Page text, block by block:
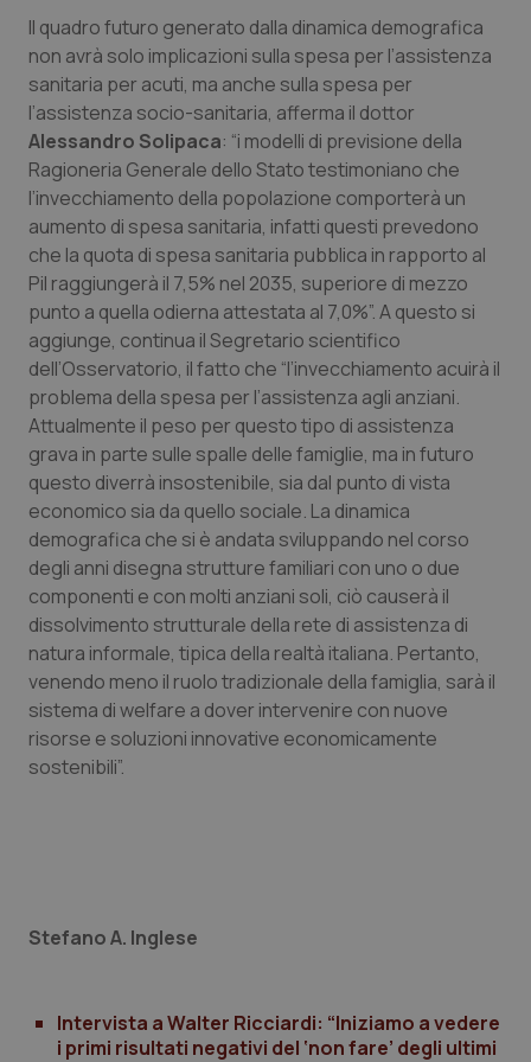
Il quadro futuro generato dalla dinamica demografica
non avrà solo implicazioni sulla spesa per l’assistenza
sanitaria per acuti, ma anche sulla spesa per
l’assistenza socio-sanitaria, afferma il dottor
Alessandro Solipaca: “i modelli di previsione della
Ragioneria Generale dello Stato testimoniano che
l’invecchiamento della popolazione comporterà un
aumento di spesa sanitaria, infatti questi prevedono
che la quota di spesa sanitaria pubblica in rapporto al
Pil raggiungerà il 7,5% nel 2035, superiore di mezzo
punto a quella odierna attestata al 7,0%”. A questo si
aggiunge, continua il Segretario scientifico
dell’Osservatorio, il fatto che “l’invecchiamento acuirà il
problema della spesa per l’assistenza agli anziani.
Attualmente il peso per questo tipo di assistenza
grava in parte sulle spalle delle famiglie, ma in futuro
questo diverrà insostenibile, sia dal punto di vista
economico sia da quello sociale. La dinamica
demografica che si è andata sviluppando nel corso
degli anni disegna strutture familiari con uno o due
componenti e con molti anziani soli, ciò causerà il
dissolvimento strutturale della rete di assistenza di
natura informale, tipica della realtà italiana. Pertanto,
venendo meno il ruolo tradizionale della famiglia, sarà il
sistema di welfare a dover intervenire con nuove
risorse e soluzioni innovative economicamente
sostenibili”.
Stefano A. Inglese
Intervista a Walter Ricciardi: “Iniziamo a vedere
i primi risultati negativi del ‘non fare’ degli ultimi
I cookie necessari contribuiscono a rendere fruibile il
sito web abilitandone funzionalità di base quali la
navigazione sulle pagine e l'accesso alle aree
protette del sito. Il sito web non è in grado di
funzionare correttamente senza questi cookie.
Fornitore
VISITOR_PRIVACY_METADATA
YouTube
.youtube.com
CookieScriptConsent
CookieScript
www.quotidianosanita.it
session-id
2